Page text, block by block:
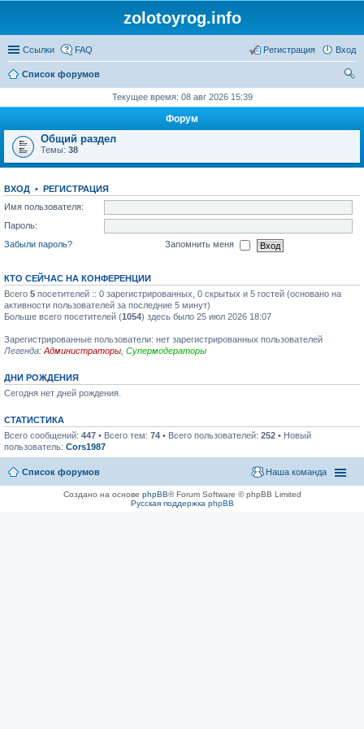
zolotoyrog.info
Ссылки FAQ Вход
Регистрация
Список форумов
Текущее время: 08 авг 2026 15:39
Форум
Общий раздел
Темы: 38
ВХОД • РЕГИСТРАЦИЯ
Имя пользователя:
Пароль:
Забыли пароль?
Запомнить меня
КТО СЕЙЧАС НА КОНФЕРЕНЦИИ
Всего 5 посетителей :: 0 зарегистрированных, 0 скрытых и 5 гостей (основано на
активности пользователей за последние 5 минут)
Больше всего посетителей (1054) здесь было 25 июл 2026 18:07
Зарегистрированные пользователи: нет зарегистрированных пользователей
Легенда: Администраторы Супермодераторы
ДНИ РОЖДЕНИЯ
Сегодня нет дней рождения.
СТАТИСТИКА
Всего сообщений: 447 • Всего тем: 74 • Всего пользователей: 252 • Новый
пользователь: Cors1987
Список форумов Наша команда
Создано на основе phpBB® Forum Software © phpBB Limited
Русская поддержка phpBB